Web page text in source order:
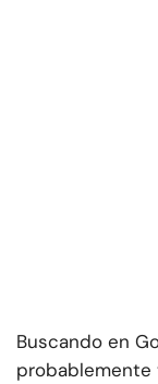
Buscando en
probablemente